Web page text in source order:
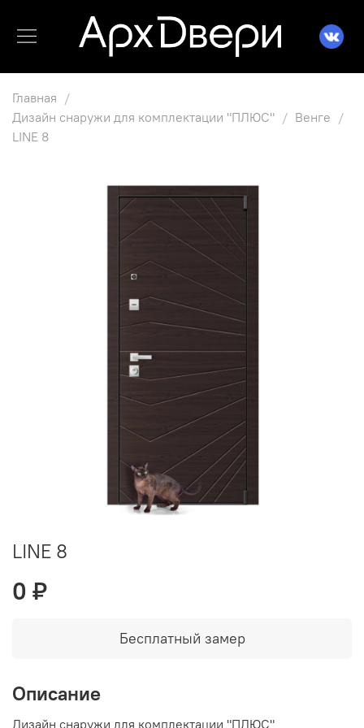
Главная
Дизайн снаружи для комплектации "ПЛЮС"
Венге
LINE 8
LINE 8
0 ₽
Бесплатный замер
Описание
Дизайн снаружи для комплектации "ПЛЮС"